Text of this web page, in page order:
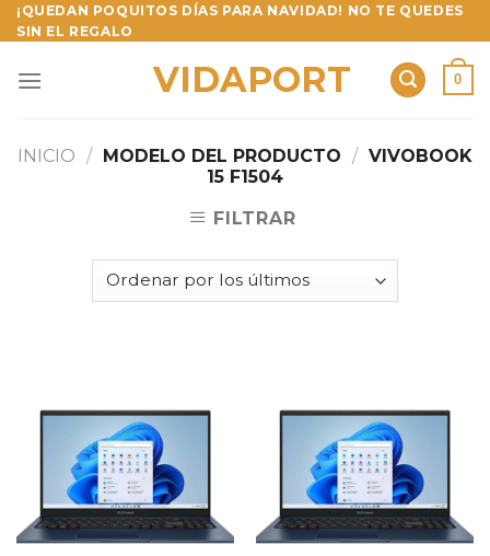
Skip
to
¡QUEDAN POQUITOS DÍAS PARA NAVIDAD! NO TE QUEDES
SIN EL REGALO
VIDAPORT 0
INICIO / MODELO DEL PRODUCTO / VIVOBOOK
15 F1504
FILTRAR